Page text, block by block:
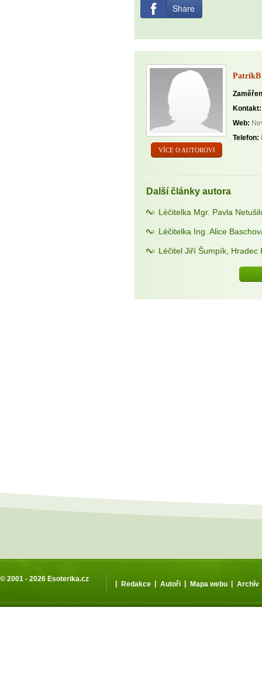
Share
VÍCE O AUTOROVI
PatrikB
Kontakt:
Web:
Telefon:
Další články autora
Léčitelka Mgr. Pavla
Léčitelka Ing. Alice
Léčitel Jiří Šumpík, Hradec
© 2001 - 2026 Esoterika.cz
| Redakce | Autoři | Mapa webu | Archív